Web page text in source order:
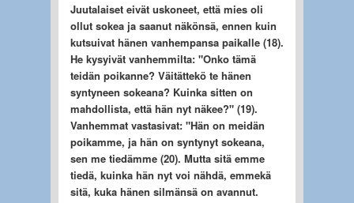
Juutalaiset eivät uskoneet, että mies oli
ollut sokea ja saanut näkönsä, ennen kuin
kutsuivat hänen vanhempansa paikalle (18).
He kysyivät vanhemmilta: "Onko tämä
teidän poikanne? Väitättekö te hänen
syntyneen sokeana? Kuinka sitten on
mahdollista, että hän nyt näkee?" (19).
Vanhemmat vastasivat: "Hän on meidän
poikamme, ja hän on syntynyt sokeana,
sen me tiedämme (20). Mutta sitä emme
tiedä, kuinka hän nyt voi nähdä, emmekä
sitä, kuka hänen silmänsä on avannut.